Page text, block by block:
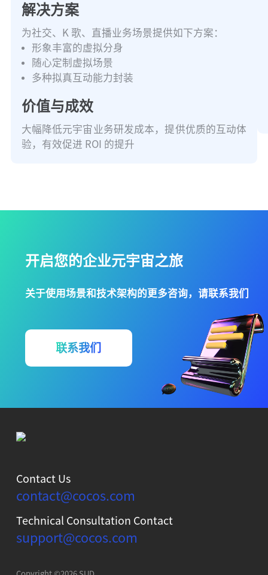
解决方案
为社交、K 歌、直播业务场景提供如下方案：
形象丰富的虚拟分身
随心定制虚拟场景
多种拟真互动能力封装
价值与成效
大幅降低元宇宙业务研发成本，提供优质的互动体
验，有效促进 ROI 的提升
开启您的企业元宇宙之旅
关于使用场景和技术架构的更多咨询，请联系我们
联系我们
Contact Us
contact@cocos.com
Technical Consultation Contact
support@cocos.com